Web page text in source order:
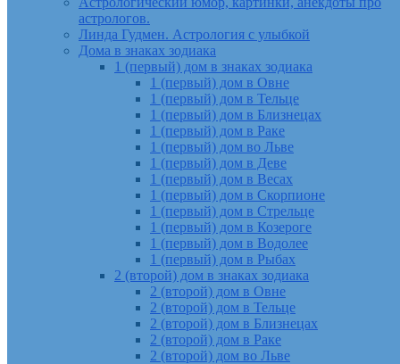
астрологов.
Линда Гудмен. Астрология с улыбкой
Дома в знаках зодиака
1 (первый) дом в знаках зодиака
1 (первый) дом в Овне
1 (первый) дом в Тельце
1 (первый) дом в Близнецах
1 (первый) дом в Раке
1 (первый) дом во Льве
1 (первый) дом в Деве
1 (первый) дом в Весах
1 (первый) дом в Скорпионе
1 (первый) дом в Стрельце
1 (первый) дом в Козероге
1 (первый) дом в Водолее
1 (первый) дом в Рыбах
2 (второй) дом в знаках зодиака
2 (второй) дом в Овне
2 (второй) дом в Тельце
2 (второй) дом в Близнецах
2 (второй) дом в Раке
2 (второй) дом во Льве